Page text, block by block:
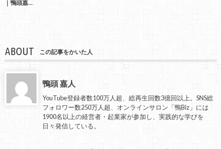
｜鴨頭嘉…
ABOUT この記事をかいた人
鴨頭 嘉人
YouTube登録者数100万人超、総再生回数3億回以上。SNS総
フォロワー数250万人超、オンラインサロン「鴨Biz」には
1900名以上の経営者・起業家が参加し、実践的な学びを
日々発信している。